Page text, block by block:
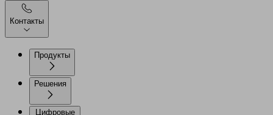
Контакты
Продукты
Решения
Цифровые